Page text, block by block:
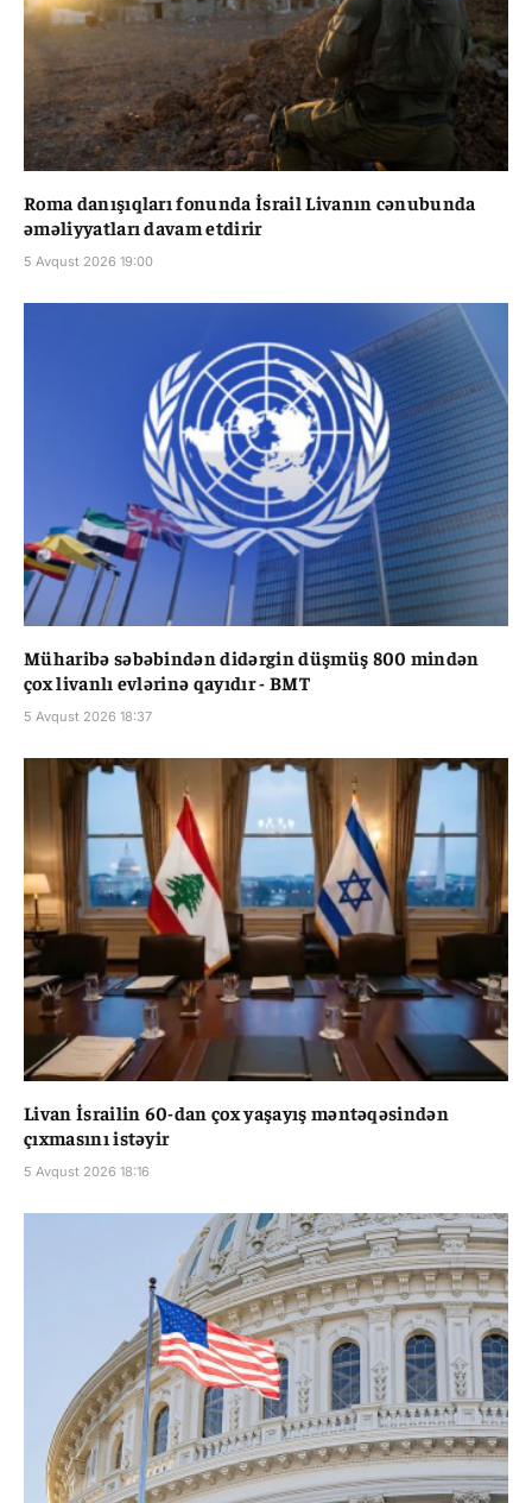
Roma danışıqları fonunda İsrail Livanın cənubunda
əməliyyatları davam etdirir
5 Avqust 2026 19:00
Müharibə səbəbindən didərgin düşmüş 800 mindən
çox livanlı evlərinə qayıdır - BMT
5 Avqust 2026 18:37
Livan İsrailin 60-dan çox yaşayış məntəqəsindən
çıxmasını istəyir
5 Avqust 2026 18:16